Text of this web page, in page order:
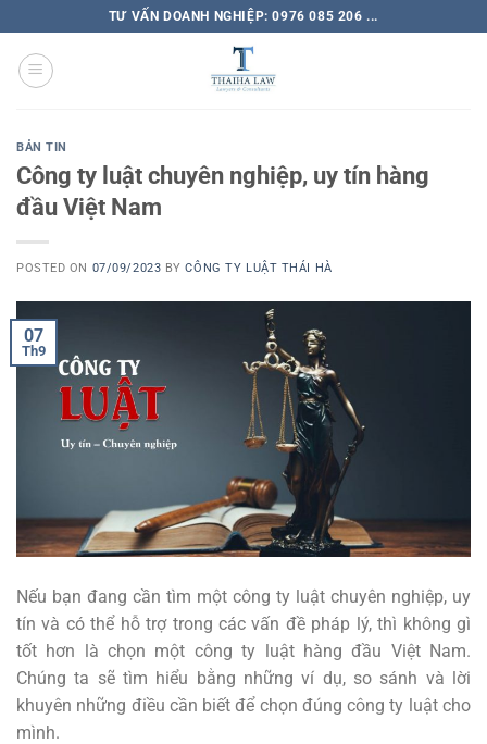
TƯ VẤN DOANH NGHIỆP: 0976 085 206 ...
BẢN TIN
Công ty luật chuyên nghiệp, uy tín hàng
đầu Việt Nam
POSTED ON 07/09/2023 BYCÔNG TY LUẬT THÁI HÀ
07
Th9
Nếu bạn đang cần tìm một công ty luật chuyên nghiệp, uy
tín và có thể hỗ trợ trong các vấn đề pháp lý, thì không gì
tốt hơn là chọn một công ty luật hàng đầu Việt Nam.
Chúng ta sẽ tìm hiểu bằng những ví dụ, so sánh và lời
khuyên những điều cần biết để chọn đúng công ty luật cho
mình.